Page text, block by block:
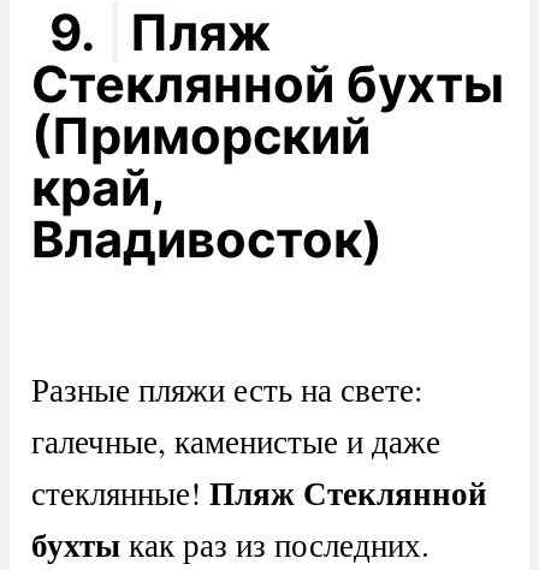
9.
Пляж
Стеклянной бухты
(Приморский
край,
Владивосток)
Разные пляжи есть на свете:
галечные, каменистые и даже
стеклянные! Пляж Стеклянной
бухтыкак раз из последних.